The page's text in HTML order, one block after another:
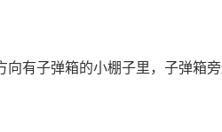
有子弹箱的小棚子里，子弹箱